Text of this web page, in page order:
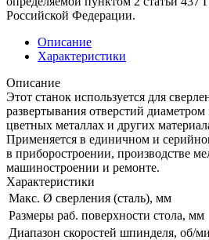
Российской Федерации.
Описание
Характеристики
Описание
Этот станок используется для
развертывания отверстий
цветных металлах и других
Применяется в единичном и
в приборостроении, производстве
машиностроении и ремонте.
Характеристики
Макс. Ø сверления (сталь), мм
Размеры раб. поверхности стола, мм
Диапазон скоростей шпинделя, об/